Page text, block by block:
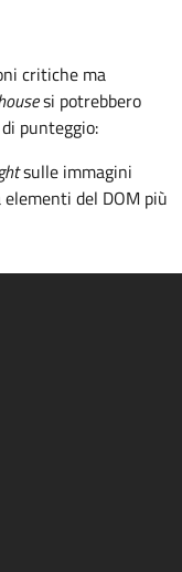
critiche ma
si potrebbero
punteggio:
sulle immagini
del DOM più